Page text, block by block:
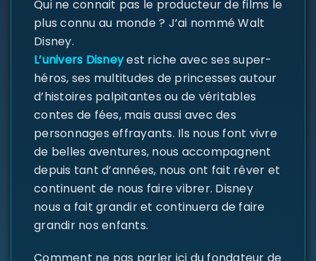
Identifiant ou e-mail*
Qui ne connait pas le producteur de films le
plus connu au monde ? J’ai nommé Walt
Disney.
L’univers Disneyest riche avec ses super-
héros, ses multitudes de princesses autour
d’histoires palpitantes ou de véritables
contes de fées, mais aussi avec des
personnages effrayants. Ils nous font vivre
de belles aventures, nous accompagnent
depuis tant d’années, nous ont fait rêver et
continuent de nous faire vibrer. Disney
nous a fait grandir et continuera de faire
grandir nos enfants.